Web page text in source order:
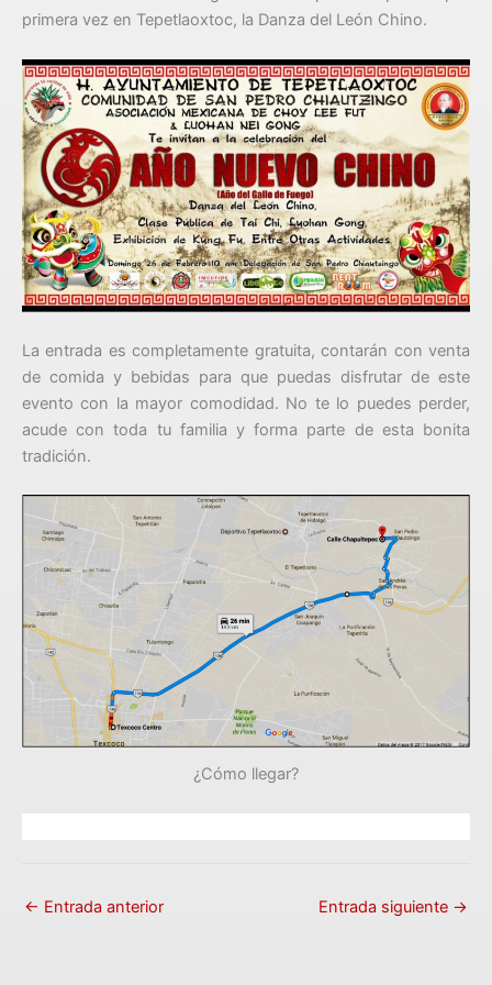
primera vez en Tepetlaoxtoc, la Danza del León Chino.
La entrada es completamente gratuita, contarán con venta
de comida y bebidas para que puedas disfrutar de este
evento con la mayor comodidad. No te lo puedes perder,
acude con toda tu familia y forma parte de esta bonita
tradición.
¿Cómo llegar?
← Entrada anterior Entrada siguiente →